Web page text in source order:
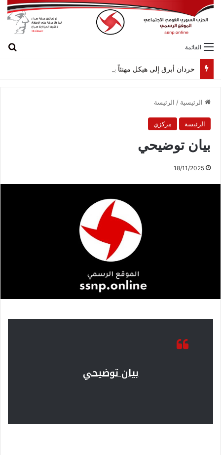
القائمة
حردان أبرق إلى هيكل مهنئاً بمناسبة عيد الجيش
الرئيسية / الرئيسة
الرئيسة مركزي
بيان توضيحي
18/11/2025
بيان توضيحي